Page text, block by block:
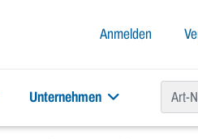
Anmelden
Unternehmen